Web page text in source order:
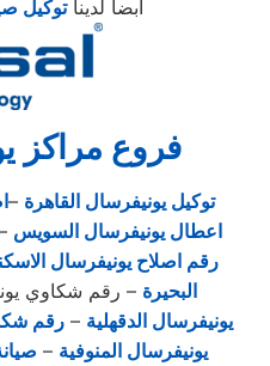
ابضا لديناتوكيل
فروع مراكز
توكيل يونيفرسال القاهرة –
اعطال يونيفرسال السويس
رقم اصلاح يونيفرسال
البحيرة – رقم شكاوي
يونيفرسال الدقهلية – رقم
يونيفرسال المنوفية –